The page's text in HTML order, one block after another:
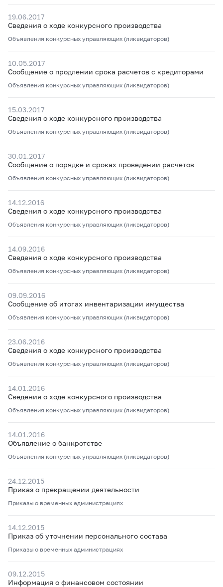
19.06.2017
Сведения о ходе конкурсного производства
Объявления конкурсных управляющих (ликвидаторов)
10.05.2017
Сообщение о продлении срока расчетов с кредиторами
Объявления конкурсных управляющих (ликвидаторов)
15.03.2017
Сведения о ходе конкурсного производства
Объявления конкурсных управляющих (ликвидаторов)
30.01.2017
Сообщение о порядке и сроках проведении расчетов
Объявления конкурсных управляющих (ликвидаторов)
14.12.2016
Сведения о ходе конкурсного производства
Объявления конкурсных управляющих (ликвидаторов)
14.09.2016
Сведения о ходе конкурсного производства
Объявления конкурсных управляющих (ликвидаторов)
09.09.2016
Сообщение об итогах инвентаризации имущества
Объявления конкурсных управляющих (ликвидаторов)
23.06.2016
Сведения о ходе конкурсного производства
Объявления конкурсных управляющих (ликвидаторов)
14.01.2016
Сведения о ходе конкурсного производства
Объявления конкурсных управляющих (ликвидаторов)
14.01.2016
Объявление о банкротстве
Объявления конкурсных управляющих (ликвидаторов)
24.12.2015
Приказ о прекращении деятельности
Приказы о временных администрациях
14.12.2015
Приказ об уточнении персонального состава
Приказы о временных администрациях
09.12.2015
Информация о финансовом состоянии